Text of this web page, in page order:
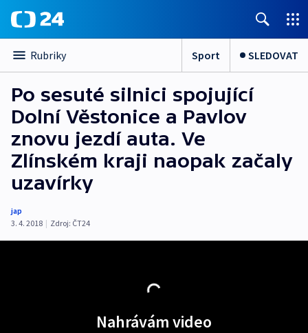
Rubriky Sport SLEDOVAT
Po sesuté silnici spojující
Dolní Věstonice a Pavlov
znovu jezdí auta. Ve
Zlínském kraji naopak začaly
uzavírky
jap
3. 4. 2018 | Zdroj: ČT24
Nahrávám video